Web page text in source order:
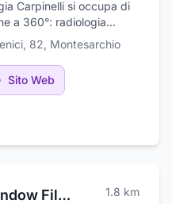
Carpinelli si occupa di
a 360°: radiologia
mammografia
dentascan, RMN
ossea, MOC,
articolare. Il centro si
all'avanguardia e
che offrono risposte in
confortevole, tenendo
l’altro, la possibilità di
82, Montesarchio
Sito Web
Spazio Idea Window Films 1.8 km